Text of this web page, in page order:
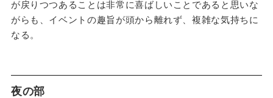
が戻りつつあることは非常に喜ばしいことであると思いな
がらも、イベントの趣旨が頭から離れず、複雑な気持ちに
なる。
夜の部